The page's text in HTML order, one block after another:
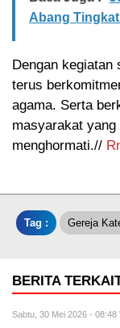
Abang
Dengan kegiatan
terus
agama. Serta
masyarakat
menghormati.//
Tag : Gereja
BERITA
Sabtu, 30 Mei 2026 - 08:48